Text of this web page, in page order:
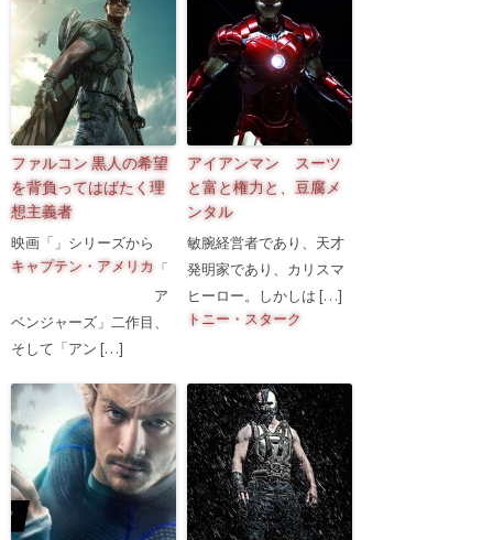
ファルコン 黒人の希望
を背負ってはばたく理
想主義者
映画「
キャプテン・アメリカ
」シリーズから
「
ア
ベンジャーズ」二作目、
そして「アン […]
アイアンマン スーツ
と富と権力と、豆腐メ
ンタル
敏腕経営者であり、天才
発明家であり、カリスマ
ヒーロー。しかし
トニー・スターク
は […]